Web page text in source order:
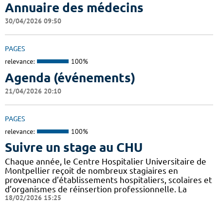
Annuaire des médecins
30/04/2026 09:50
PAGES
relevance: 100%
Agenda (événements)
21/04/2026 20:10
PAGES
relevance: 100%
Suivre un stage au CHU
Chaque année, le Centre Hospitalier Universitaire de
Montpellier reçoit de nombreux stagiaires en
provenance d’établissements hospitaliers, scolaires et
d’organismes de réinsertion professionnelle. La
18/02/2026 15:25